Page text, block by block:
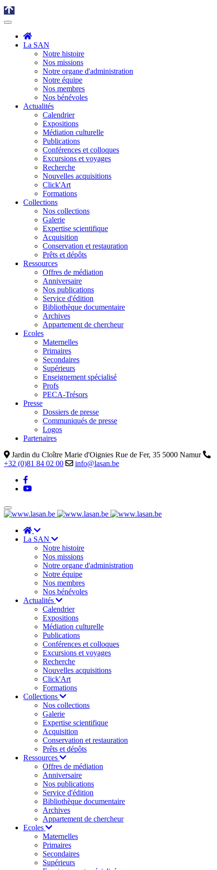
La SAN
Notre histoire
Nos missions
Notre organe d'administration
Notre équipe
Nos membres
Nos bénévoles
Actualités
Calendrier
Expositions
Médiation culturelle
Publications
Conférences et colloques
Excursions et voyages
Recherche
Nouvelles acquisitions
Click'Art
Formations
Collections
Nos collections
Galerie
Expertise scientifique
Acquisition
Conservation et restauration
Prêts et dépôts
Ressources
Offres de médiation
Anniversaire
Nos publications
Service d'édition
Bibliothèque documentaire
Archives
Appartement de chercheur
Ecoles
Maternelles
Primaires
Secondaires
Supérieurs
Enseignement spécialisé
Profs
PECA-Trésors
Presse
Dossiers de presse
Communiqués de presse
Logos
Partenaires
Jardin du Cloître Marie d'Oignies Rue de Fer, 35 5000 Namur
+32 (0)81 84 02 00
info@lasan.be
La SAN
Notre histoire
Nos missions
Notre organe d'administration
Notre équipe
Nos membres
Nos bénévoles
Actualités
Calendrier
Expositions
Médiation culturelle
Publications
Conférences et colloques
Excursions et voyages
Recherche
Nouvelles acquisitions
Click'Art
Formations
Collections
Nos collections
Galerie
Expertise scientifique
Acquisition
Conservation et restauration
Prêts et dépôts
Ressources
Offres de médiation
Anniversaire
Nos publications
Service d'édition
Bibliothèque documentaire
Archives
Appartement de chercheur
Ecoles
Maternelles
Primaires
Secondaires
Supérieurs